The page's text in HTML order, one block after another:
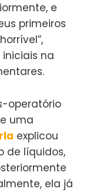
e
primeiros
na
operatório
uma
explicou
de líquidos,
ela já